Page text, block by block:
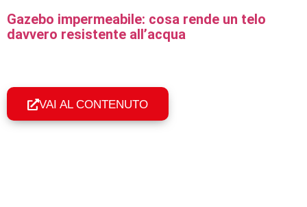
Gazebo impermeabile: cosa rende un telo
davvero resistente all’acqua
VAI AL CONTENUTO